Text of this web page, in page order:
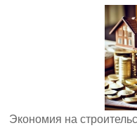
Экономия на